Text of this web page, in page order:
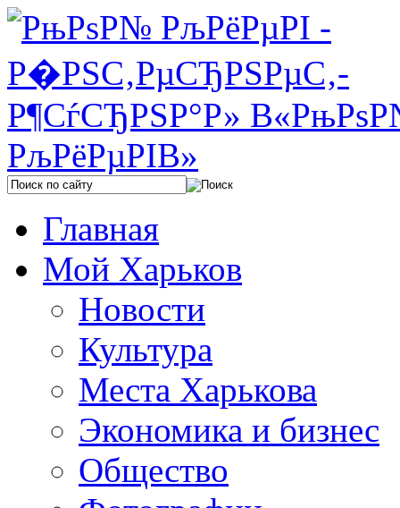
Главная
Мой Харьков
Новости
Культура
Места Харькова
Экономика и бизнес
Общество